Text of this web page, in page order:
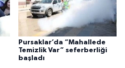
Pursaklar’da “Mahallede
Temizlik Var” seferberliği
başladı